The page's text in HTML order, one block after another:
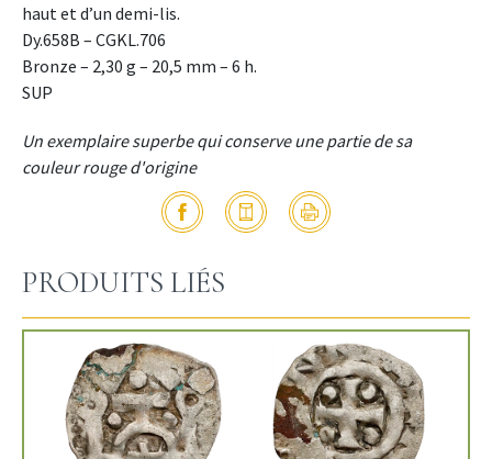
haut et d’un demi-lis.
Dy.658B – CGKL.706
Bronze – 2,30 g – 20,5 mm – 6 h.
SUP
Un exemplaire superbe qui conserve une partie de sa
couleur rouge d'origine
PRODUITS LIÉS